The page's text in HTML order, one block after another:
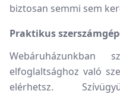
biztosan semmi sem
Praktikus
Webáruházunkban
elfoglaltsághoz való
elérhetsz.